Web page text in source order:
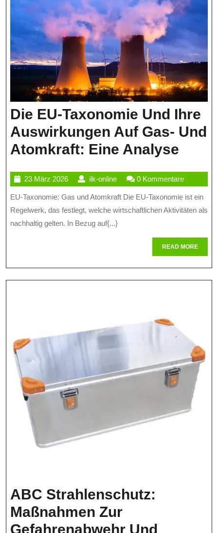
Und
Die EU-Taxonomie Und Ihre
Auswirkungen Auf Gas- Und
Atomkraft: Eine Analyse
Und
Auf
Gas-
23 März 202623
März
2026
ilk-onlineilk-
online
0 Kommentare
EU-Taxonomie: Gas und Atomkraft Die EU-Taxonomie ist ein
Regelwerk, das festlegt, welche wirtschaftlichen Aktivitäten als
nachhaltig gelten. In Bezug auf{...}
READ MOREREAD
MORE
ABC Strahlenschutz:
Maßnahmen Zur
Gefahrenabwehr Und